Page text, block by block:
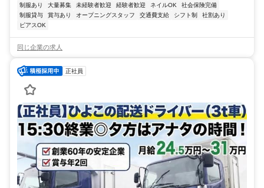
制服あり 大量募集 未経験者歓迎 経験者歓迎 ネイルOK
社会保険完備
制服貸与
賞与あり オープニングスタッフ 交通費支給 シフト制
社割あり
ピアスOK
同じ企業の求人
正社員